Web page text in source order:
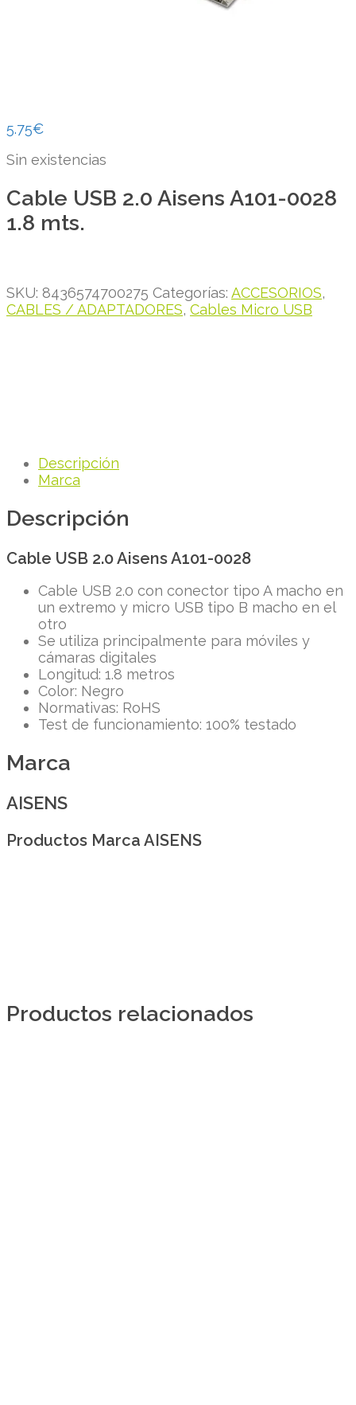
5.75€
Sin existencias
Cable USB 2.0 Aisens A101-0028
1.8 mts.
SKU: 8436574700275 Categorías: ACCESORIOS,
CABLES / ADAPTADORES, Cables Micro USB
Descripción
Marca
Descripción
Cable USB 2.0 Aisens A101-0028
Cable USB 2.0 con conector tipo A macho en
un extremo y micro USB tipo B macho en el
otro
Se utiliza principalmente para móviles y
cámaras digitales
Longitud: 1.8 metros
Color: Negro
Normativas: RoHS
Test de funcionamiento: 100% testado
Marca
AISENS
Productos Marca AISENS
Productos relacionados